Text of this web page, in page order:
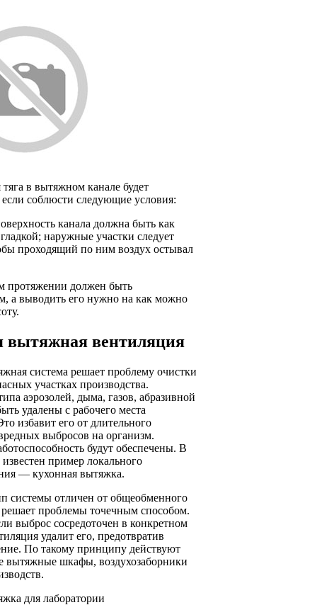
тяга в вытяжном канале будет
если соблюсти следующие условия:
канала должна быть как
наружные участки следует
проходящий по ним воздух остывал
протяжении должен быть
а выводить его нужно на как можно
вытяжная вентиляция
система решает проблему очистки
участках производства.
аэрозолей, дыма, газов, абразивной
удалены с рабочего места
избавит его от длительного
выбросов на организм.
будут обеспечены. В
пример локального
— кухонная вытяжка.
системы отличен от общеобменного
решает проблемы точечным способом.
выброс сосредоточен в конкретном
удалит его, предотвратив
По такому принципу действуют
вытяжные шкафы, воздухозаборники
для лаборатории